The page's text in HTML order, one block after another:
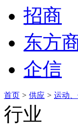
招商
东方
企信
首页 > 供应 > 运动
行业